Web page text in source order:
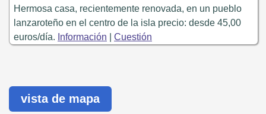
Hermosa casa, recientemente renovada, en un pueblo
lanzaroteño en el centro de la isla precio: desde 45,00
euros/día. Información Cuestión
vista de mapa